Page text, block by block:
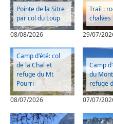
Pointe de la Sitre
par col du Loup
08/08/2026
Trail :
chalves
29/07/
Camp d'été: col
de la Chal et
refuge du Mt
Pourri
08/07/2026
Camp
du
refuge
07/07/